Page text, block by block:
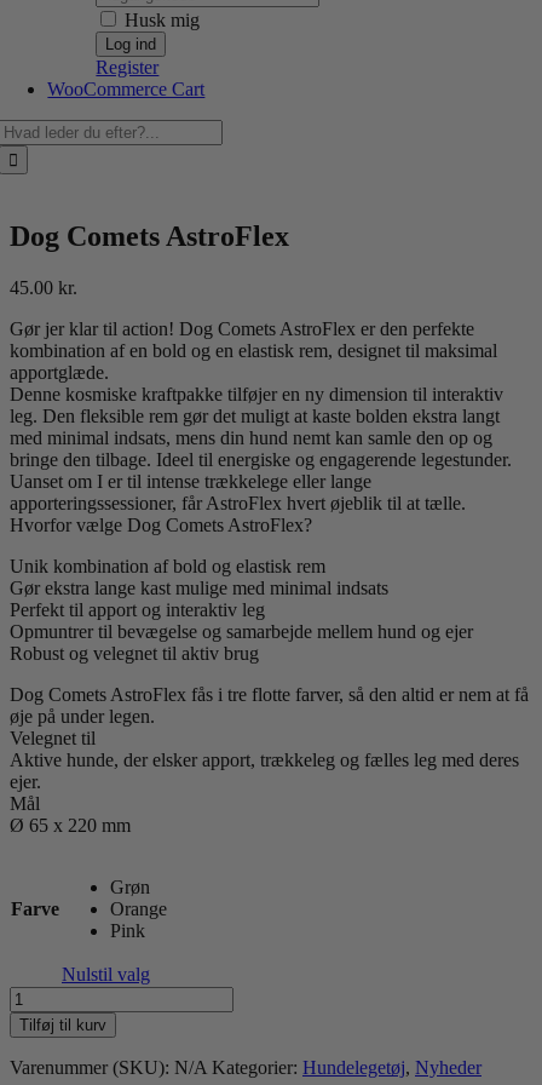
Husk mig
Register
WooCommerce Cart
Dog Comets AstroFlex
45.00 kr.
Gør jer klar til action! Dog Comets AstroFlex er den perfekte
kombination af en bold og en elastisk rem, designet til maksimal
apportglæde.
Denne kosmiske kraftpakke tilføjer en ny dimension til interaktiv
leg. Den fleksible rem gør det muligt at kaste bolden ekstra langt
med minimal indsats, mens din hund nemt kan samle den op og
bringe den tilbage. Ideel til energiske og engagerende legestunder.
Uanset om I er til intense trækkelege eller lange
apporteringssessioner, får AstroFlex hvert øjeblik til at tælle.
Hvorfor vælge Dog Comets AstroFlex?
Unik kombination af bold og elastisk rem
Gør ekstra lange kast mulige med minimal indsats
Perfekt til apport og interaktiv leg
Opmuntrer til bevægelse og samarbejde mellem hund og ejer
Robust og velegnet til aktiv brug
Dog Comets AstroFlex fås i tre flotte farver, så den altid er nem at få
øje på under legen.
Velegnet til
Aktive hunde, der elsker apport, trækkeleg og fælles leg med deres
ejer.
Mål
Ø 65 x 220 mm
Farve
Grøn
Orange
Pink
Nulstil valg
Dog
Comets
AstroFlex
antal
Tilføj til kurv
Varenummer (SKU): N/A Kategorier: Hundelegetøj, Nyheder